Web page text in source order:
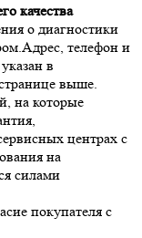
качества
о диагностики
телефон и
в
выше.
на которые
центрах с
на
силами
покупателя с